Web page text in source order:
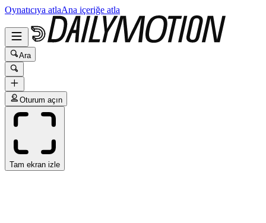
Oynatıcıya atlaAna içeriğe atla
Ara
Oturum açın
Tam ekran izle